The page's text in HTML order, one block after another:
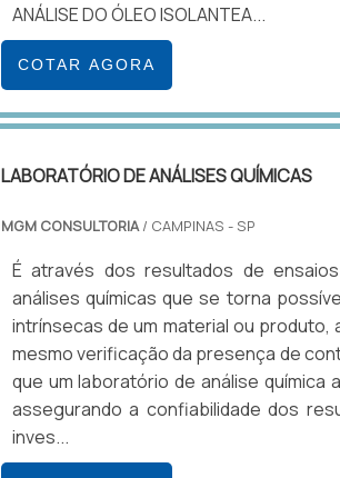
ANÁLISE DO ÓLEO ISOLANTEA...
COTAR AGORA
LABORATÓRIO DE ANÁLISES QUÍMICAS
MGM CONSULTORIA/ CAMPINAS - SP
É através dos resultados de
análises químicas que se torna
intrínsecas de um material ou produto,
mesmo verificação da presença de
que um laboratório de análise química
assegurando a confiabilidade dos
inves...